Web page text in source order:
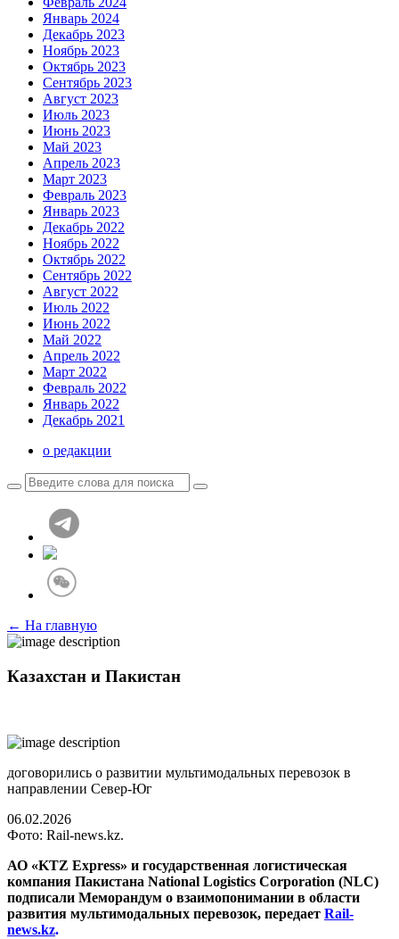
Январь 2024
Декабрь 2023
Ноябрь 2023
Октябрь 2023
Сентябрь 2023
Август 2023
Июль 2023
Июнь 2023
Май 2023
Апрель 2023
Март 2023
Февраль 2023
Январь 2023
Декабрь 2022
Ноябрь 2022
Октябрь 2022
Сентябрь 2022
Август 2022
Июль 2022
Июнь 2022
Май 2022
Апрель 2022
Март 2022
Февраль 2022
Январь 2022
Декабрь 2021
о редакции
← На главную
Казахстан и Пакистан
договорились о развитии мультимодальных перевозок в
направлении Север-Юг
06.02.2026
Фото: Rail-news.kz.
АО «KTZ Express» и государственная логистическая
компания Пакистана National Logistics Corporation (NLC)
подписали Меморандум о взаимопонимании в области
развития мультимодальных перевозок, передает Rail-
news.kz.